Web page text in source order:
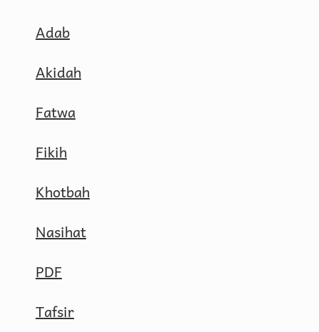
Adab
Akidah
Fatwa
Fikih
Khotbah
Nasihat
PDF
Tafsir